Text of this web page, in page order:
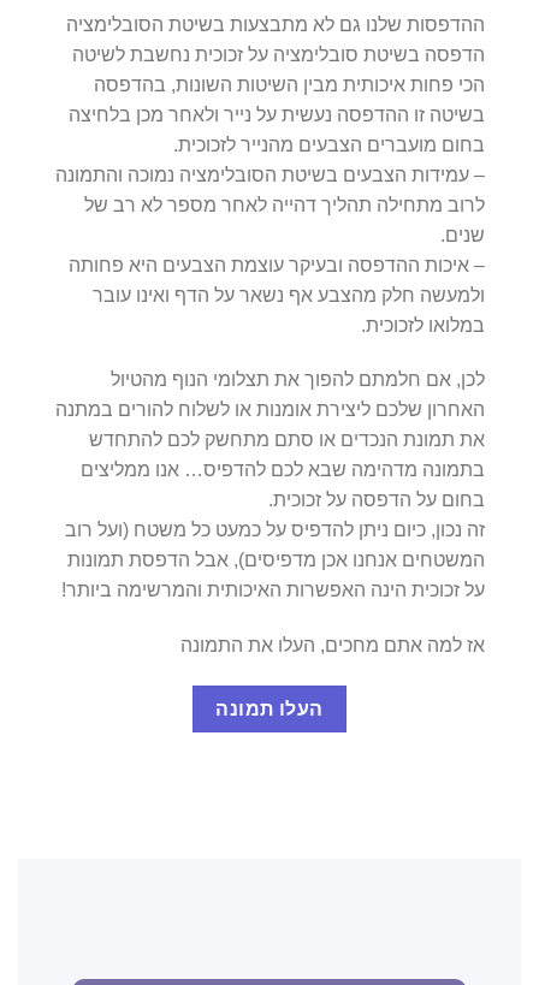
ההדפסות שלנו גם לא מתבצעות בשיטת הסובלימציה
הדפסה בשיטת סובלימציה על זכוכית נחשבת לשיטה
הכי פחות איכותית מבין השיטות השונות, בהדפסה
בשיטה זו ההדפסה נעשית על נייר ולאחר מכן בלחיצה
בחום מועברים הצבעים מהנייר לזכוכית.
– עמידות הצבעים בשיטת הסובלימציה נמוכה והתמונה
לרוב מתחילה תהליך דהייה לאחר מספר לא רב של
שנים.
– איכות ההדפסה ובעיקר עוצמת הצבעים היא פחותה
ולמעשה חלק מהצבע אף נשאר על הדף ואינו עובר
במלואו לזכוכית.
לכן, אם חלמתם להפוך את תצלומי הנוף מהטיול
האחרון שלכם ליצירת אומנות או לשלוח להורים במתנה
את תמונת הנכדים או סתם מתחשק לכם להתחדש
בתמונה מדהימה שבא לכם להדפיס… אנו ממליצים
בחום על הדפסה על זכוכית.
זה נכון, כיום ניתן להדפיס על כמעט כל משטח (ועל רוב
המשטחים אנחנו אכן מדפיסים), אבל הדפסת תמונות
על זכוכית הינה האפשרות האיכותית והמרשימה ביותר!
אז למה אתם מחכים, העלו את התמונה
העלו תמונה